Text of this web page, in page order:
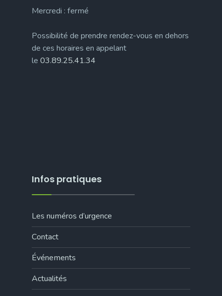
Mercredi : fermé
Possibilité de prendre rendez-vous en dehors
de ces horaires en appelant
le 03.89.25.41.34
Infos pratiques
Les numéros d’urgence
Contact
Événements
Actualités